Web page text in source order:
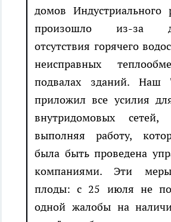
домов Индустриального
произошло из-за
отсутствия горячего
неисправных
подвалах зданий. Наш
приложил все усилия
внутридомовых сетей,
выполняя работу,
была быть проведена
компаниями. Эти
плоды: с 25 июля не
одной жалобы на